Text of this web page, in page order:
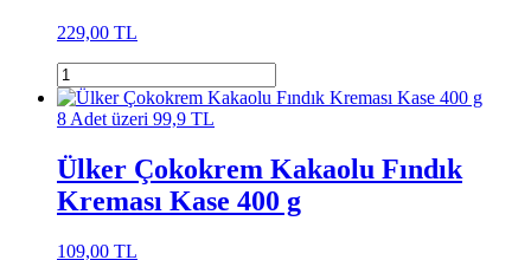
229,00 TL
8 Adet üzeri 99,9 TL
Ülker Çokokrem Kakaolu Fındık
Kreması Kase 400 g
109,00 TL